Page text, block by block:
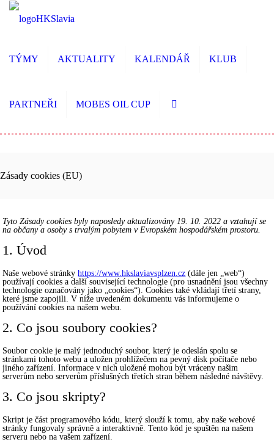
TÝMY AKTUALITY KALENDÁŘ KLUB
PARTNEŘI MOBES OIL CUP
Zásady cookies (EU)
Tyto Zásady cookies byly naposledy aktualizovány 19. 10. 2022 a vztahují se
na občany a osoby s trvalým pobytem v Evropském hospodářském prostoru.
1. Úvod
Naše webové stránkyhttps://www.hkslaviavsplzen.cz (dále jen „web“)
používají cookies a další související technologie (pro usnadnění jsou všechny
technologie označovány jako „cookies“). Cookies také vkládají třetí strany,
které jsme zapojili. V níže uvedeném dokumentu vás informujeme o
používání cookies na našem webu.
2. Co jsou soubory cookies?
Soubor cookie je malý jednoduchý soubor, který je odeslán spolu se
stránkami tohoto webu a uložen prohlížečem na pevný disk počítače nebo
jiného zařízení. Informace v nich uložené mohou být vráceny našim
serverům nebo serverům příslušných třetích stran během následné návštěvy.
3. Co jsou skripty?
Skript je část programového kódu, který slouží k tomu, aby naše webové
stránky fungovaly správně a interaktivně. Tento kód je spuštěn na našem
serveru nebo na vašem zařízení.